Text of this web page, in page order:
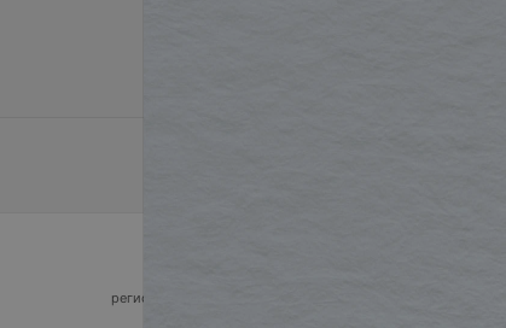
регистрирующий орган - Минский горисполком